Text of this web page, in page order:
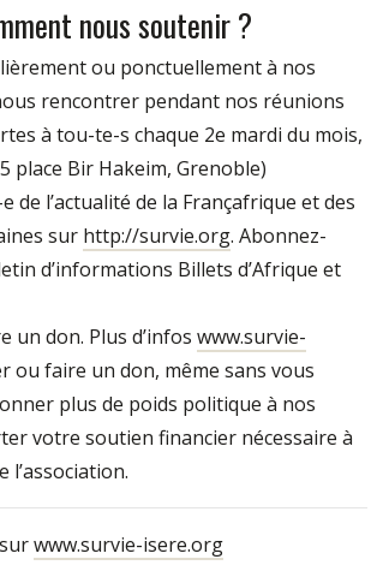
nous soutenir ?
ou ponctuellement à nos
rencontrer pendant nos réunions
à tou-te-s chaque 2e mardi du mois,
place Bir Hakeim, Grenoble)
de l’actualité de la Françafrique et des
sur http://survie.org. Abonnez-
d’informations Billets d’Afrique et
un don. Plus d’infos www.survie-
ou faire un don, même sans vous
plus de poids politique à nos
votre soutien financier nécessaire à
l’association.
www.survie-isere.org